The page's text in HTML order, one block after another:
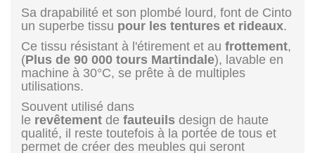
Sa drapabilité et son plombé lourd, font de Cinto
un superbe tissu pour les tentures et rideaux.
Ce tissu résistant à l'étirement et au frottement,
(Plus de 90 000 tours Martindale), lavable en
machine à 30°C, se prête à de multiples
utilisations.
Souvent utilisé dans
le revêtement de fauteuils design de haute
qualité, il reste toutefois à la portée de tous et
permet de créer des meubles qui seront